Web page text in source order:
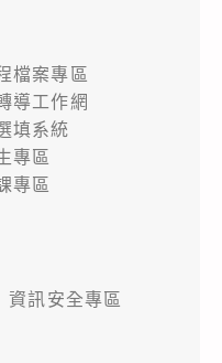
檔案專區
導工作網
填系統
專區
專區
資訊安全專區